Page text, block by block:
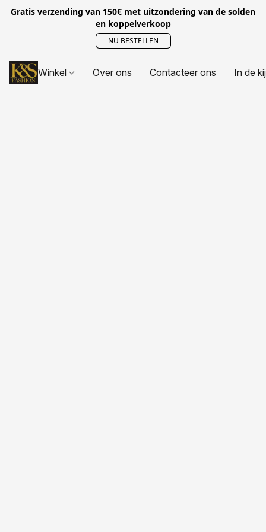
Gratis verzending van 150€ met uitzondering van de solden
en koppelverkoop
NU BESTELLEN
Winkel Over ons Contacteer ons In de